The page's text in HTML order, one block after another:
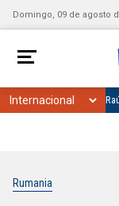
Domingo, 09 de agosto
Rumania